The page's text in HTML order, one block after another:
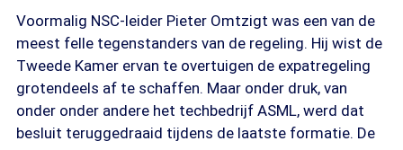
Voormalig NSC-leider Pieter Omtzigt was een van de
meest felle tegenstanders van de regeling. Hij wist de
Tweede Kamer ervan te overtuigen de expatregeling
grotendeels af te schaffen. Maar onder druk, van
onder onder andere het techbedrijf ASML, werd dat
besluit teruggedraaid tijdens de laatste formatie. De